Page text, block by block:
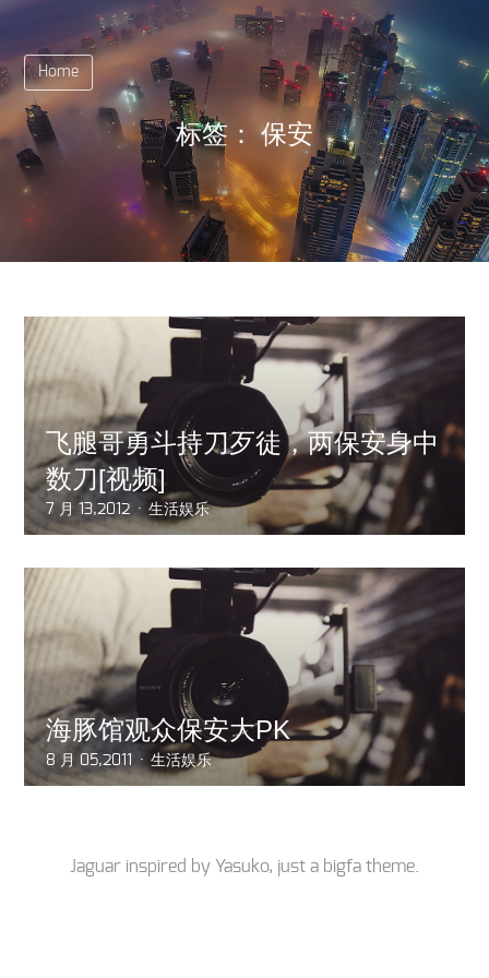
Home
标签：保安
飞腿哥勇斗持刀歹徒，两保安身中
数刀[视频]
7 月 13,2012 生活娱乐
海豚馆观众保安大PK
8 月 05,2011 生活娱乐
Jaguar inspired by Yasuko, just a bigfa theme.